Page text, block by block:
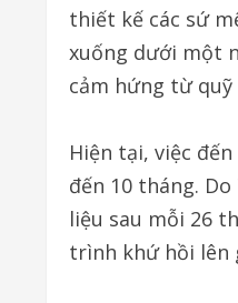
thiết kế các sứ
xuống dưới một
cảm hứng từ quỹ
Hiện tại, việc
đến 10 tháng.
liệu sau mỗi 26
trình khứ hồi lên